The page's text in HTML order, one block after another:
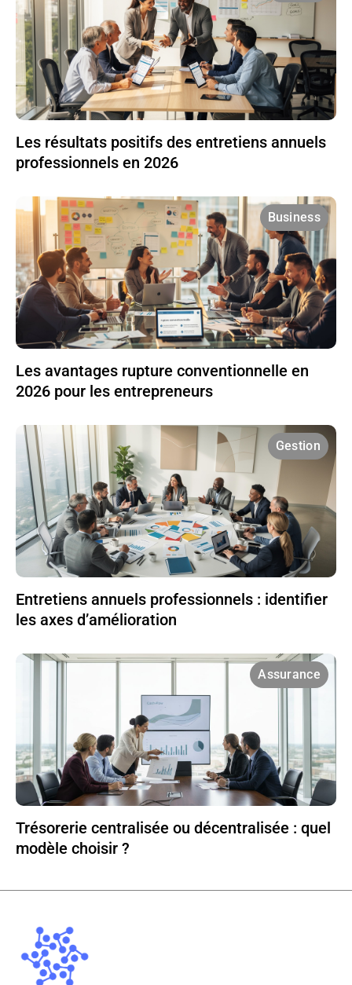
Les résultats positifs des entretiens annuels
professionnels en 2026
Business
Les avantages rupture conventionnelle en
2026 pour les entrepreneurs
Gestion
Entretiens annuels professionnels : identifier
les axes d’amélioration
Assurance
Trésorerie centralisée ou décentralisée : quel
modèle choisir ?